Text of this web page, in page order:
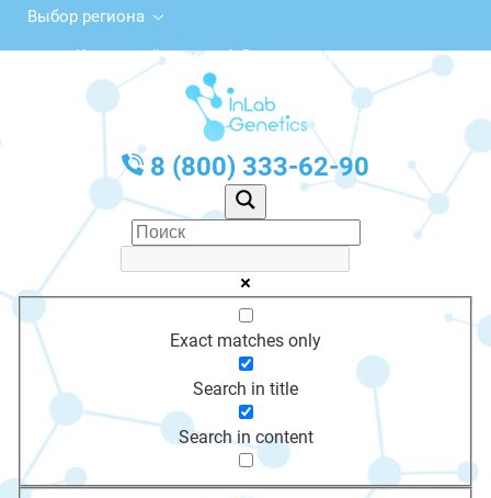
Выбор региона
Курортный просп., 4, Зеленоградск
с 10:00 до 20:00
График работы: Пн-Пт с 10:00 до 20:00
8 (800) 333-62-90
Exact matches only
Search in title
Search in content